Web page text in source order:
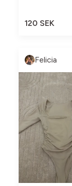
120 SEK
Felicia